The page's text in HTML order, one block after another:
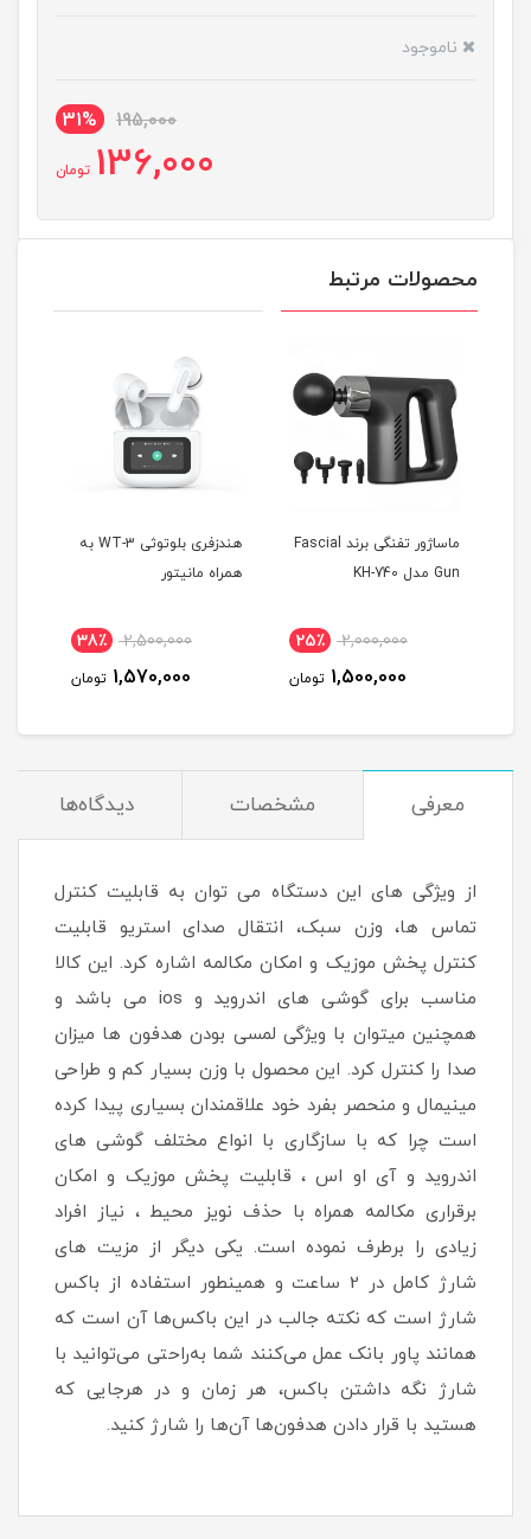
ناموجود
195,000
31%
136,000 تومان
محصولات مرتبط
ماساژور تفنگی برند Fascial
Gun مدل KH-740
2,000,000 25٪
1,500,000 تومان
هندزفری بلوتوثی WT-3 به
همراه مانیتور
2,500,000 38٪
1,570,000 تومان
معرفی مشخصات دیدگاه‌ها
از ویژگی های این دستگاه می توان به قابلیت کنترل
تماس ها، وزن سبک، انتقال صدای استریو قابلیت
کنترل پخش موزیک و امکان مکالمه اشاره کرد. این کالا
مناسب برای گوشی های اندروید و ios می باشد و
همچنین میتوان با ویژگی لمسی بودن هدفون ها میزان
صدا را کنترل کرد. این محصول با وزن بسیار کم و طراحی
مینیمال و منحصر بفرد خود علاقمندان بسیاری پیدا کرده
است چرا که با سازگاری با انواع مختلف گوشی های
اندروید و آی او اس ، قابلیت پخش موزیک و امکان
برقراری مکالمه همراه با حذف نویز محیط ، نیاز افراد
زیادی را برطرف نموده است. یکی دیگر از مزیت های
شارژ کامل در 2 ساعت و همینطور استفاده از باکس
شارژ است که نکته جالب در این باکس‌ها آن است که
همانند پاور بانک عمل می‌کنند شما به‌راحتی می‌توانید با
شارژ نگه‌ داشتن باکس‌، هر زمان و در هرجایی که
هستید با قرار دادن هدفون‌ها آن‌ها را شارژ کنید.